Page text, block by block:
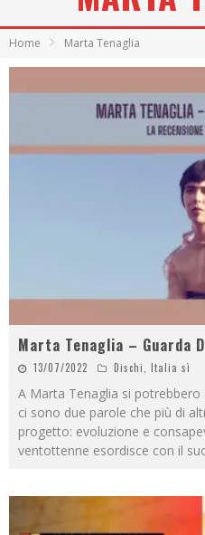
Home Marta Tenaglia
Marta Tenaglia – Guarda
13/07/2022 Dischi, Italia sì
A Marta Tenaglia si
ci sono due parole che più di
progetto: evoluzione e
ventottenne esordisce con il